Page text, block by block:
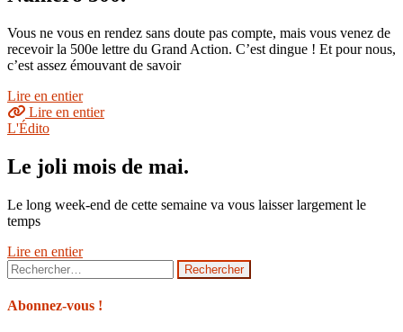
Vous ne vous en rendez sans doute pas compte, mais vous venez de
recevoir la 500e lettre du Grand Action. C’est dingue ! Et pour nous,
c’est assez émouvant de savoir
Lire en entier
Lire en entier
L'Édito
Le joli mois de mai.
Le long week-end de cette semaine va vous laisser largement le
temps
Lire en entier
Rechercher :
Abonnez-vous !